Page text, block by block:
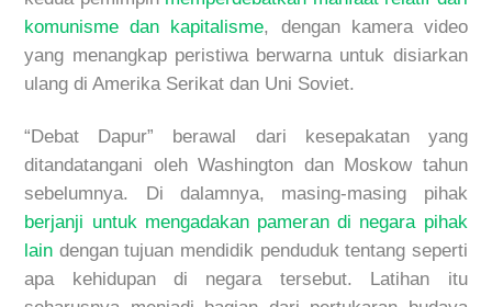
komunisme dan kapitalisme, dengan kamera video
yang menangkap peristiwa berwarna untuk disiarkan
ulang di Amerika Serikat dan Uni Soviet.
“Debat Dapur” berawal dari kesepakatan yang
ditandatangani oleh Washington dan Moskow tahun
sebelumnya. Di dalamnya, masing-masing pihak
berjanji untuk mengadakan pameran di negara pihak
lain dengan tujuan mendidik penduduk tentang seperti
apa kehidupan di negara tersebut. Latihan itu